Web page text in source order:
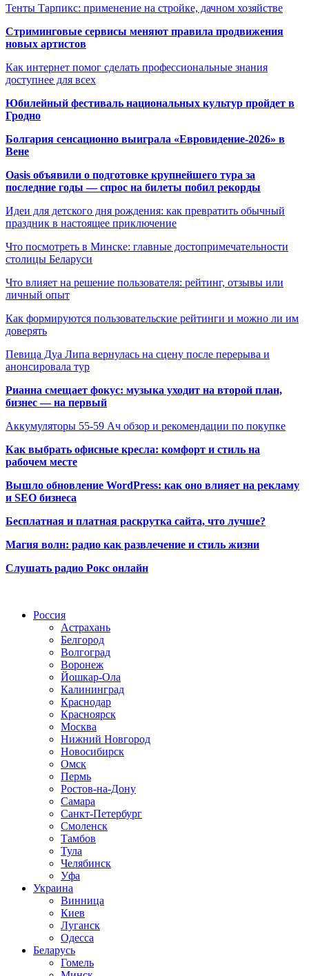
Тенты Тарпикс: применение на стройке, дачном хозяйстве
Стриминговые сервисы меняют правила продвижения
новых артистов
Как интернет помог сделать профессиональные знания
доступнее для всех
Юбилейный фестиваль национальных культур пройдет в
Гродно
Болгария сенсационно выиграла «Евровидение-2026» в
Вене
Oasis объявили о подготовке крупнейшего тура за
последние годы — спрос на билеты побил рекорды
Идеи для детского дня рождения: как превратить обычный
праздник в настоящее приключение
Что посмотреть в Минске: главные достопримечательности
столицы Беларуси
Что влияет на решение пользователя: рейтинг, отзывы или
личный опыт
Как формируются пользовательские рейтинги и можно ли им
доверять
Певица Дуа Липа вернулась на сцену после перерыва и
анонсировала тур
Рианна смещает фокус: музыка уходит на второй план,
бизнес — на первый
Аккумуляторы 55-59 Ач обзор и рекомендации по покупке
Как выбрать офисные кресла: комфорт и стиль на
рабочем месте
Вышло обновление WordPress: как оно влияет на рекламу
и SEO бизнеса
Бесплатная и платная раскрутка сайта, что лучше?
Магия волн: радио как развлечение и стиль жизни
Слушать радио Рокс онлайн
Россия
Астрахань
Белгород
Волгоград
Воронеж
Йошкар-Ола
Калининград
Краснодар
Красноярск
Москва
Нижний Новгород
Новосибирск
Омск
Пермь
Ростов-на-Дону
Самара
Санкт-Петербург
Смоленск
Тамбов
Тула
Челябинск
Уфа
Украина
Винница
Киев
Луганск
Одесса
Беларусь
Гомель